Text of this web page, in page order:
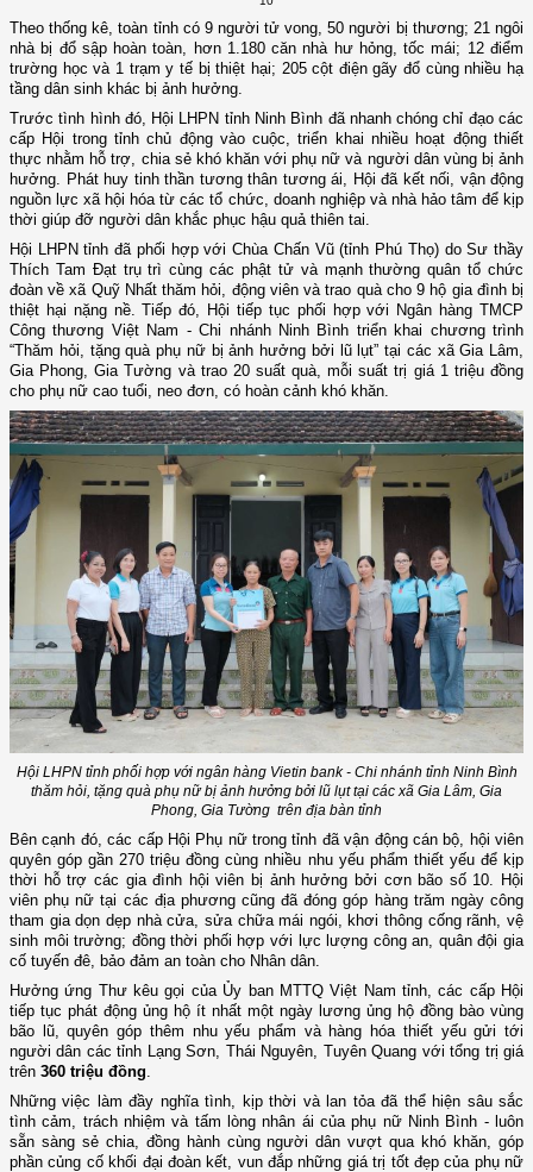
Theo thống kê, toàn tỉnh có 9 người tử vong, 50 người bị thương; 21 ngôi
nhàbị đổ sập hoàn toàn, hơn 1.180 căn nhàhư hỏng, tốc mái; 12 điểm
trường học và 1 trạm y tếbị thiệt hại; 205 cột điệngãy đổ cùng nhiều hạ
tầng dân sinh khác bị ảnh hưởng.
Trước tình hình đó, Hội LHPN tỉnh Ninh Bình đã nhanh chóng chỉ đạo các
cấp Hội trong tỉnhchủ động vào cuộc, triển khai nhiều hoạt động thiết
thực nhằm hỗ trợ, chia sẻ khó khăn với phụ nữ và người dân vùng bị ảnh
hưởng. Phát huy tinh thần tương thân tương ái, Hội đã kết nối, vận động
nguồn lực xã hội hóatừ các tổ chức, doanh nghiệp và nhà hảo tâm để kịp
thời giúp đỡ người dân khắc phục hậu quả thiên tai.
Hội LHPN tỉnh đã phối hợp vớiChùa Chấn Vũ (tỉnh Phú Thọ)doSư thầy
Thích Tam Đạttrụ trì cùng các phật tử và mạnh thường quân tổ chức
đoàn vềxã Quỹ Nhấtthăm hỏi, động viên vàtrao quà cho 9 hộ gia đình bị
thiệt hại nặng nề. Tiếp đó, Hội tiếp tục phối hợp với Ngân hàng TMCP
Công thương Việt Nam - Chi nhánh Ninh Bình triển khai chương trình
“Thăm hỏi, tặng quà phụ nữ bị ảnh hưởng bởi lũ lụt” tại các xãGia Lâm,
Gia Phong, Gia Tường và trao 20 suất quà, mỗi suất trị giá 1 triệu đồng
cho phụ nữ cao tuổi, neo đơn, có hoàn cảnh khó khăn.
Hội LHPN tỉnh phối hợp với ngân hàng Vietin bank - Chi nhánh tỉnh Ninh Bình
thăm hỏi, tặng quà phụ nữ bị ảnh hưởng bởi lũ lụt tại các xã Gia Lâm, Gia
Phong, Gia Tường trên địa bàn tỉnh
Bên cạnh đó, các cấp Hội Phụ nữ trong tỉnh đã vận động cán bộ, hội viên
quyên góp gần 270 triệu đồng cùng nhiều nhu yếu phẩm thiết yếu để kịp
thời hỗ trợ các gia đình hội viên bị ảnh hưởng bởi cơn bão số 10. Hội
viên phụ nữ tại các địa phương cũng đã đóng góp hàng trăm ngày công
tham gia dọn dẹp nhà cửa, sửa chữa mái ngói, khơi thông cống rãnh, vệ
sinh môi trường; đồng thời phối hợp với lực lượng công an, quân đội gia
cố tuyến đê, bảo đảm an toàn cho Nhân dân.
Hưởng ứng Thư kêu gọi của Ủy ban MTTQ Việt Nam tỉnh, các cấp Hội
tiếp tục phát động ủng hộ ít nhất một ngày lương ủng hộ đồng bào vùng
bão lũ, quyên góp thêm nhu yếu phẩm và hàng hóa thiết yếu gửi tới
người dân các tỉnh Lạng Sơn, Thái Nguyên, Tuyên Quang với tổng trị giá
trên 360 triệu đồng.
Những việc làm đầy nghĩa tình, kịp thời và lan tỏa đã thể hiện sâu sắc
tình cảm, trách nhiệm và tấm lòng nhân ái của phụ nữ Ninh Bình - luôn
sẵn sàng sẻ chia, đồng hành cùng người dân vượt qua khó khăn, góp
phần củng cố khối đại đoàn kết, vun đắp những giá trị tốt đẹp của phụ nữ